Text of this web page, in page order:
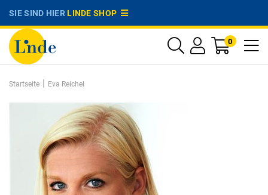
SIE SIND HIERLINDE SHOP
0
Startseite | Eva Reichel